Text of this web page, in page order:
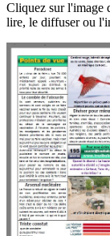
Cliquez sur l'image
lire, le diffuser ou